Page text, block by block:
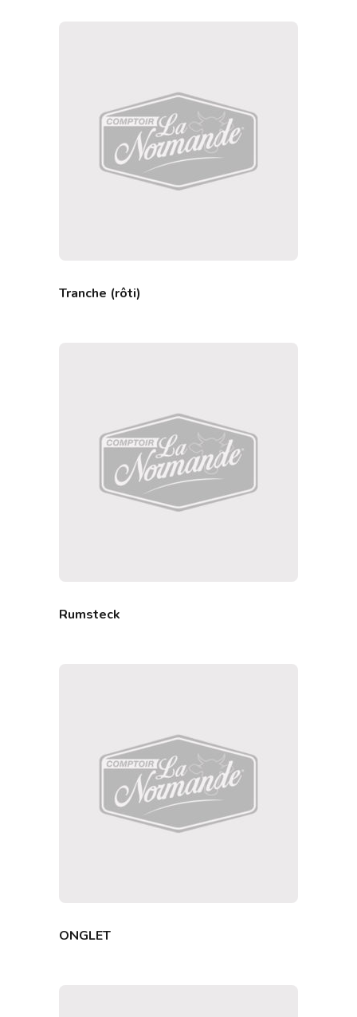
Tranche (rôti)
Rumsteck
ONGLET